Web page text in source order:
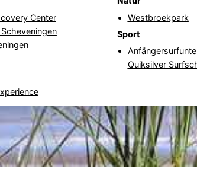
Center
Westbroekpark
Sport
Quiksilver